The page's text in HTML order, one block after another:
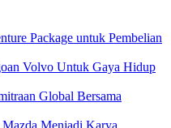
Package untuk Pembelian
Volvo Untuk Gaya Hidup
Global Bersama